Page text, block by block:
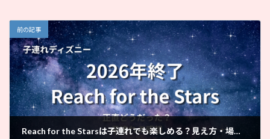
前の記事
Reach for the Starsは子連れでも楽しめる？見え方・場所取り・感想まとめ【2026年終了】